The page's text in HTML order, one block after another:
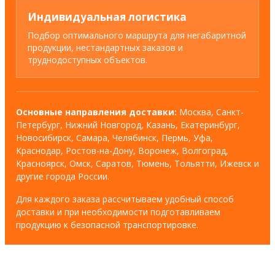
Индивидуальная логистика
Подбор оптимального маршрута для негабаритной
продукции, нестандартных заказов и
труднодоступных объектов.
Основные направления доставки: Москва, Санкт-
Петербург, Нижний Новгород, Казань, Екатеринбург,
Новосибирск, Самара, Челябинск, Пермь, Уфа,
Краснодар, Ростов-на-Дону, Воронеж, Волгоград,
Красноярск, Омск, Саратов, Тюмень, Тольятти, Ижевск и
другие города России.
Для каждого заказа рассчитываем удобный способ
доставки и при необходимости подготавливаем
продукцию к безопасной транспортировке.